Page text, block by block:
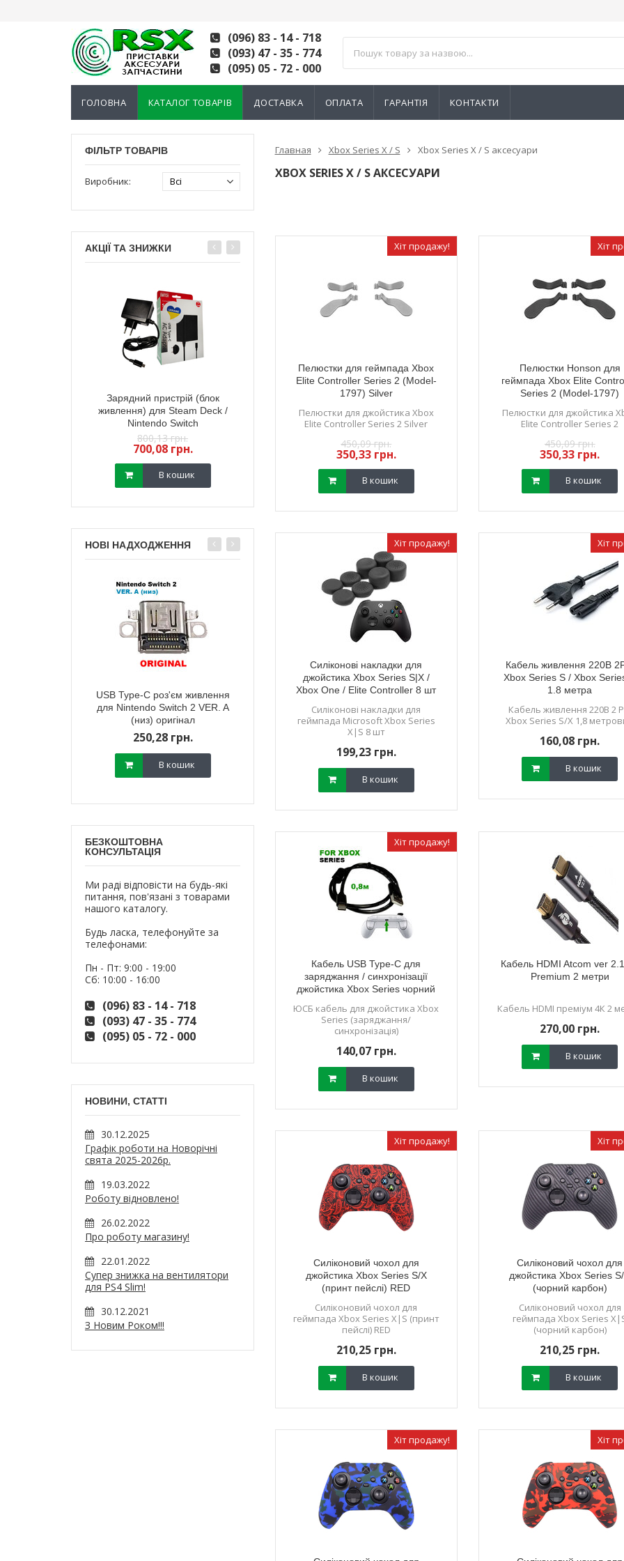
(096) 83 - 14 - 718
(093) 47 - 35 - 774
(095) 05 - 72 - 000
ГОЛОВНА КАТАЛОГ ТОВАРІВ ДОСТАВКА ОПЛАТА ГАРАНТІЯ КОНТАКТИ
ФІЛЬТР ТОВАРІВ
Виробник:
АКЦІЇ ТА ЗНИЖКИ
Зарядний пристрій (блок
живлення) для Steam Deck /
Nintendo Switch
800,13 грн.
700,08 грн.
В кошик
Електромагнітний 3D механізм
стик геймпада Xbox Series S/X
(з датчиком TMR) (Ginfull) 2 шт
400,21 грн.
В кошик
Електромагнітний 3D механізм
стик геймпада Xbox Series S/X
(з датчиком TMR) (Ginfull)
аналога 3D
Series S/X
НОВІ НАДХОДЖЕННЯ
USB Type-C роз'єм живлення
для Nintendo Switch 2 VER. A
(низ) оригінал
250,28 грн.
В кошик
Зарядний пристрій (блок
живлення) для Steam Deck /
Nintendo Switch
700,08 грн.
В кошик
Стики для геймпада Xbox
Series / Xbox One червоні
стик
датчиком
БЕЗКОШТОВНА
КОНСУЛЬТАЦІЯ
Ми раді відповісти на будь-які
питання, пов'язані з товарами
нашого каталогу.
Будь ласка, телефонуйте за
телефонами:
Пн - Пт: 9:00 - 19:00
Сб: 10:00 - 16:00
(096) 83 - 14 - 718
(093) 47 - 35 - 774
(095) 05 - 72 - 000
НОВИНИ, СТАТТІ
30.12.2025
Графік роботи на Новорічні
свята 2025-2026р.
19.03.2022
Роботу відновлено!
26.02.2022
Про роботу магазину!
22.01.2022
Супер знижка на вентилятори
для PS4 Slim!
30.12.2021
З Новим Роком!!!
Главная Xbox Series X / S Xbox Series X / S аксесуари
XBOX SERIES X / S АКСЕСУАРИ
Хіт продажу!
Пелюстки для геймпада Xbox
Elite Controller Series 2 (Model-
1797) Silver
Пелюстки для джойстика Xbox
Elite Controller Series 2 Silver
450,09 грн.
350,33 грн.
В кошик
Хіт
Пелюстки Honson для
геймпада Xbox Elite
Series 2 (Model-1797)
Пелюстки для джойстика
Elite Controller Series 2
450,09 грн.
350,33 грн.
В кошик
Хіт продажу!
Силіконові накладки для
джойстика Xbox Series S|X /
Xbox One / Elite Controller 8 шт
Силіконові накладки для
геймпада Microsoft Xbox Series
X|S 8 шт
199,23 грн.
В кошик
Хіт
Кабель живлення 220В
Xbox Series S / Xbox
1.8 метра
Кабель живлення 220В 2
Xbox Series S/X 1,8
160,08 грн.
В кошик
Хіт продажу!
Кабель USB Type-C для
заряджання / синхронізації
джойстика Xbox Series чорний
ЮСБ кабель для джойстика Xbox
Series (заряджання/
синхронізація)
140,07 грн.
В кошик
Кабель HDMI Atcom ver
Premium 2 метри
Кабель HDMI преміум 4К 2
270,00 грн.
В кошик
Хіт продажу!
Силіконовий чохол для
джойстика Xbox Series S/X
(принт пейслі) RED
Силіконовий чохол для
геймпада Xbox Series X|S (принт
пейслі) RED
210,25 грн.
В кошик
Хіт
Силіконовий чохол для
джойстика Xbox Series
(чорний карбон)
Силіконовий чохол для
геймпада Xbox Series
(чорний карбон)
210,25 грн.
В кошик
Хіт продажу! Хіт